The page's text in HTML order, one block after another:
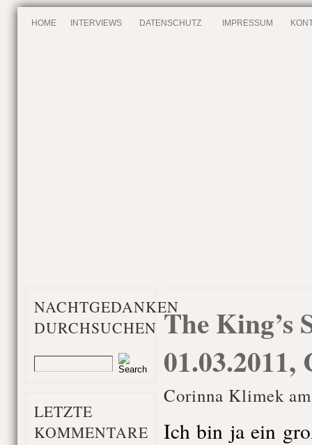
HOME INTERVIEWS DATENSCHUTZ IMPRESSUM
NACHTGEDANKEN
DURCHSUCHEN
LETZTE
KOMMENTARE
The King’s
01.03.2011,
Corinna Klimek
Ich bin ja ein